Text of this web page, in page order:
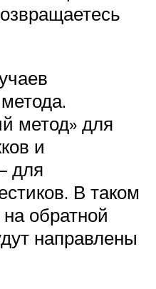
метод» для
и
для
В таком
обратной
направлены